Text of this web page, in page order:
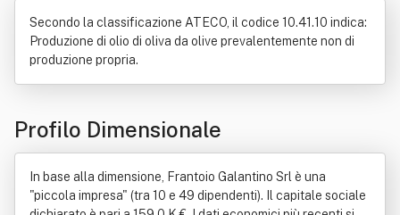
Secondo la classificazione ATECO, il codice 10.41.10 indica:
Produzione di olio di oliva da olive prevalentemente non di
produzione propria.
Profilo Dimensionale
In base alla dimensione, Frantoio Galantino Srl è una
"piccola impresa" (tra 10 e 49 dipendenti). Il capitale sociale